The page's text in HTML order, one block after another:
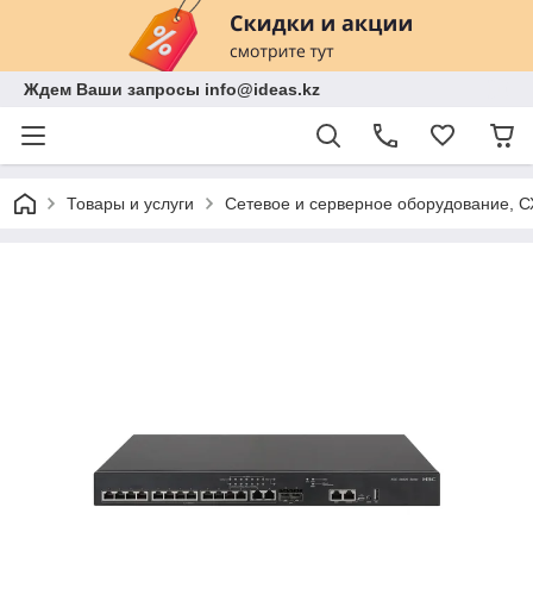
Ждем Ваши запросы info@ideas.kz
Товары и услуги Сетевое и серверное оборудование,